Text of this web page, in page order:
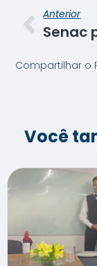
Anterior
Compartilhar o
Você